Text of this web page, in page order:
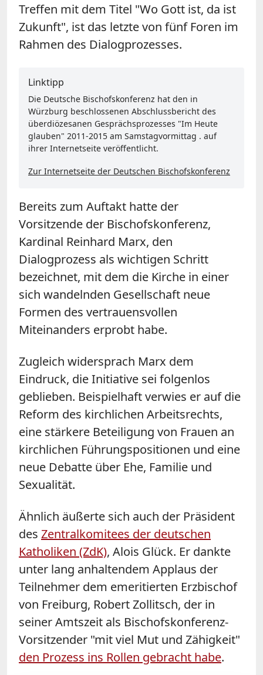
Treffen mit dem Titel "Wo Gott ist, da ist
Zukunft", ist das letzte von fünf Foren im
Rahmen des Dialogprozesses.
Linktipp
Die Deutsche Bischofskonferenz hat den in
Würzburg beschlossenen Abschlussbericht des
überdiözesanen Gesprächsprozesses "Im Heute
glauben" 2011-2015 am Samstagvormittag . auf
ihrer Internetseite veröffentlicht.
Zur Internetseite der Deutschen Bischofskonferenz
Bereits zum Auftakt hatte der
Vorsitzende der Bischofskonferenz,
Kardinal Reinhard Marx, den
Dialogprozess als wichtigen Schritt
bezeichnet, mit dem die Kirche in einer
sich wandelnden Gesellschaft neue
Formen des vertrauensvollen
Miteinanders erprobt habe.
Zugleich widersprach Marx dem
Eindruck, die Initiative sei folgenlos
geblieben. Beispielhaft verwies er auf die
Reform des kirchlichen Arbeitsrechts,
eine stärkere Beteiligung von Frauen an
kirchlichen Führungspositionen und eine
neue Debatte über Ehe, Familie und
Sexualität.
Ähnlich äußerte sich auch der Präsident
des Zentralkomitees der deutschen
Katholiken (ZdK), Alois Glück. Er dankte
unter lang anhaltendem Applaus der
Teilnehmer dem emeritierten Erzbischof
von Freiburg, Robert Zollitsch, der in
seiner Amtszeit als Bischofskonferenz-
Vorsitzender "mit viel Mut und Zähigkeit"
den Prozess ins Rollen gebracht habe.